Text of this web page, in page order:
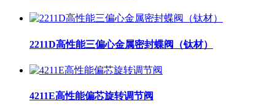
2211D高性能三偏心金属密封蝶阀（钛材）
4211E高性能偏芯旋转调节阀